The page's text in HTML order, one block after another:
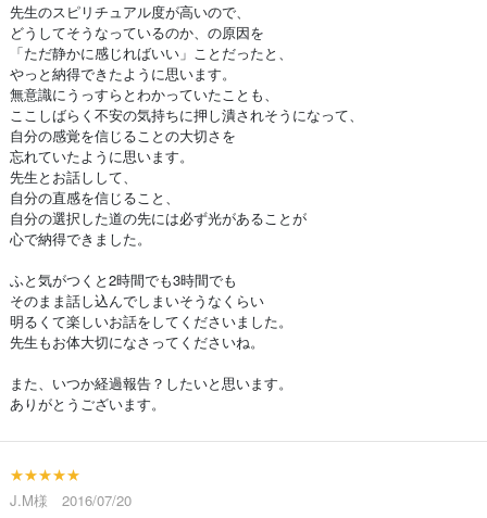
先生のスピリチュアル度が高いので、
どうしてそうなっているのか、の原因を
「ただ静かに感じればいい」ことだったと、
やっと納得できたように思います。
無意識にうっすらとわかっていたことも、
ここしばらく不安の気持ちに押し潰されそうになって、
自分の感覚を信じることの大切さを
忘れていたように思います。
先生とお話しして、
自分の直感を信じること、
自分の選択した道の先には必ず光があることが
心で納得できました。
ふと気がつくと2時間でも3時間でも
そのまま話し込んでしまいそうなくらい
明るくて楽しいお話をしてくださいました。
先生もお体大切になさってくださいね。
また、いつか経過報告？したいと思います。
ありがとうございます。
★★★★★
J.M様 2016/07/20